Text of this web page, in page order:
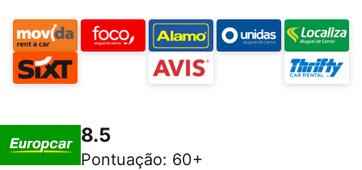
8.5
Pontuação: 60+